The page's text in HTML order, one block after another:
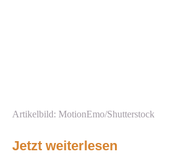
Artikelbild: MotionEmo/Shutterstock
Jetzt weiterlesen